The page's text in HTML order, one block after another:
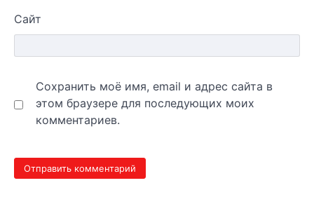
Сайт
Сохранить моё имя, email и адрес сайта в
этом браузере для последующих моих
комментариев.